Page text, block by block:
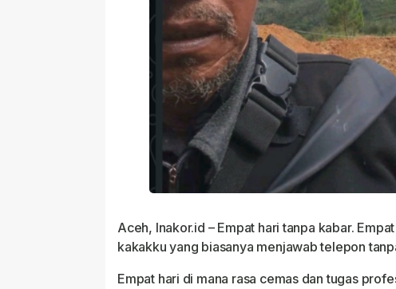
Aceh, Inakor.id – Empat hari tanpa kabar.
kakakku yang biasanya menjawab telepon
Empat hari di mana rasa cemas dan tugas